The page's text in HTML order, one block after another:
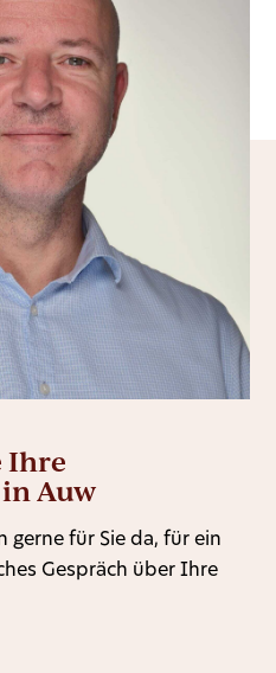
Ihre
Auw
gerne für Sie da, für ein
Gespräch über Ihre